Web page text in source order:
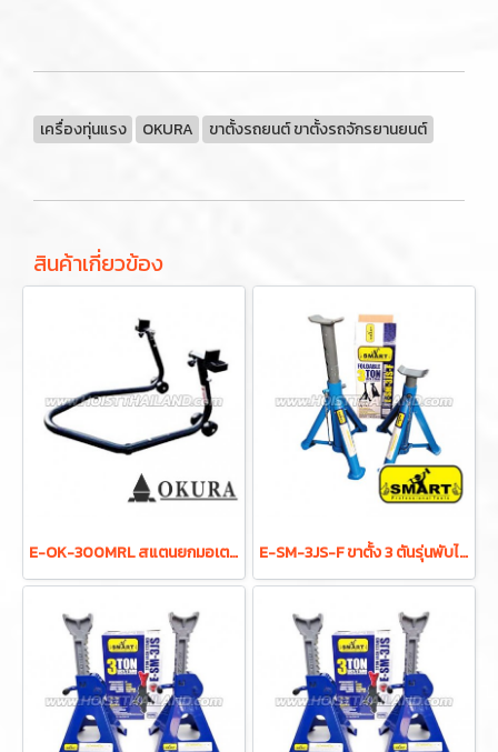
เครื่องทุ่นแรง OKURA ขาตั้งรถยนต์ ขาตั้งรถจักรยานยนต์
สินค้าเกี่ยวข้อง
E-OK-300MRL สแตนยกมอเตอร์ไซค์ล้อหลัง MOTORCYCLE LIFTER REAR STAND-UP E-SM-3JS-F ขาตั้ง 3 ตันรุ่นพับได้ SMART FOLDABLE 3 TONS JACK STANDS